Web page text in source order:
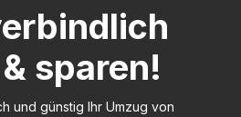
sparen!
und günstig Ihr Umzug von